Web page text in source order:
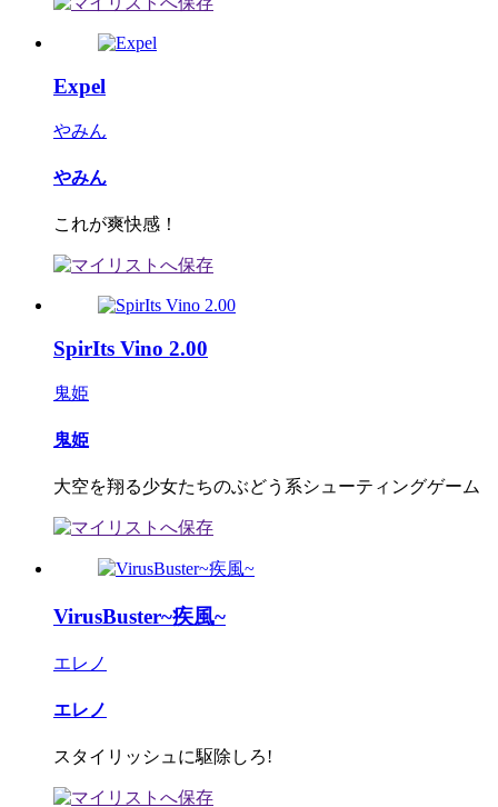
Expel
やみん
やみん
これが爽快感！
SpirIts Vino 2.00
鬼姫
鬼姫
大空を翔る少女たちのぶどう系シューティングゲーム
VirusBuster~疾風~
エレノ
エレノ
スタイリッシュに駆除しろ!